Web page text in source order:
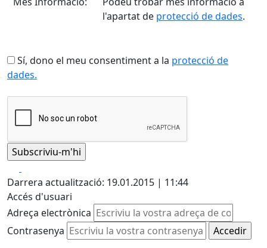
l'apartat de protecció de dades.
Sí, dono el meu consentiment a la protecció de
dades.
Darrera actualització: 19.01.2015 | 11:44
Accés d'usuari
Adreça electrònica
Contrasenya